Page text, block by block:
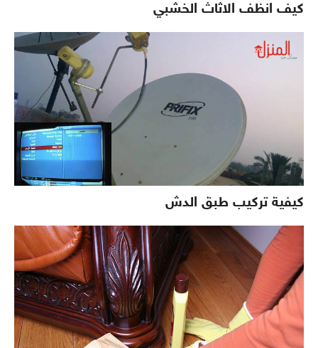
كيف انظف الاثاث الخشبي
كيفية تركيب طبق الدش